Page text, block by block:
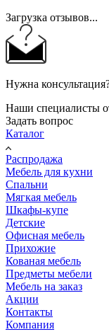
Загрузка отзывов...
Нужна
Наши специалисты
Задать вопрос
Каталог
Распродажа
Мебель для кухни
Спальни
Мягкая мебель
Шкафы-купе
Детские
Офисная мебель
Прихожие
Кованая мебель
Предметы мебели
Мебель на заказ
Акции
Контакты
Компания